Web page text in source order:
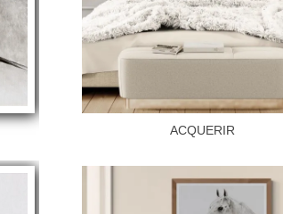
ACQUERIR